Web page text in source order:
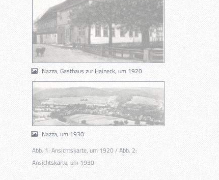
Nazza, Gasthaus zur Haineck, um 1920
Nazza, um 1930
Abb. 1: Ansichtskarte, um 1920 / Abb. 2:
Ansichtskarte, um 1930.